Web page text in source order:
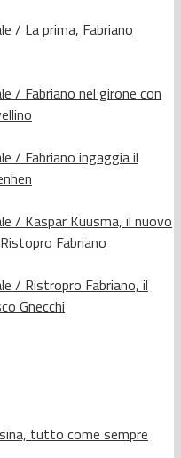
/ La prima, Fabriano
/ Fabriano nel girone con
/ Fabriano ingaggia il
/ Kaspar Kuusma, il nuovo
Fabriano
/ Ristropro Fabriano, il
Gnecchi
tutto come sempre